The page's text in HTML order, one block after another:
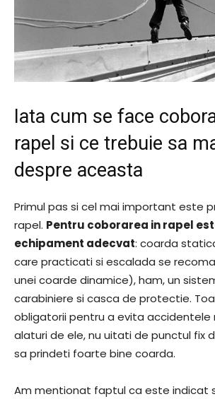
Iata cum se face
rapel si ce trebuie sa
despre aceasta
Primul pas si cel mai important este
rapel. Pentru coborarea in rapel
echipament adecvat: coarda
care practicati si escalada se
unei coarde dinamice), ham, un
carabiniere si casca de protectie.
obligatorii pentru a evita accidentele
alaturi de ele, nu uitati de punctul fix
sa prindeti foarte bine coarda.
Am mentionat faptul ca este indicat